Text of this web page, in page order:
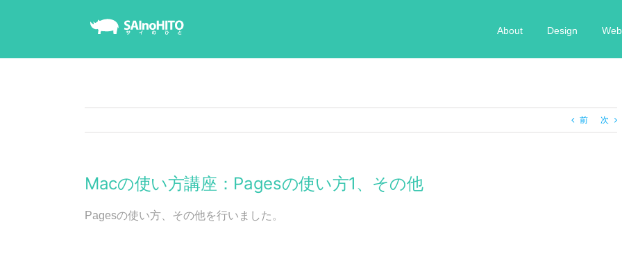
About Design
前 次
Macの使い方講座：Pagesの使い方1、その他
Pagesの使い方、その他を行いました。